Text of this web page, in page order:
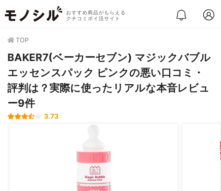
おすすめ商品がもらえる
クチコミポイ活サイト
TOP
BAKER7(ベーカーセブン) マジックバブル
エッセンスパック ピンクの悪い口コミ・
評判は？実際に使ったリアルな本音レビュ
ー9件
3.73